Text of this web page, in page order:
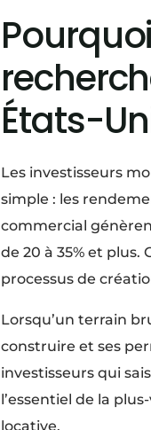
États-
Les investisseurs
simple : les
commercial
de 20 à 35% et
processus de
Lorsqu’un terrain
construire et ses
investisseurs qui
l’essentiel de la
locative.